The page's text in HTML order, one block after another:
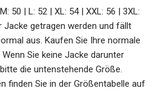
50 | L: 52 | XL: 54 | XXL: 56 | 3XL:
Jacke getragen werden und fällt
aus. Kaufen Sie Ihre normale
Sie keine Jacke darunter
die untenstehende Größe.
finden Sie in der Größentabelle auf